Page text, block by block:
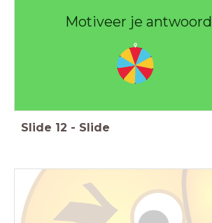
Motiveer je antwoord
Slide 12 - Slide